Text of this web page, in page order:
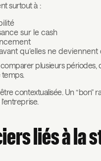
surtout à :
sur le cash
qu’elles ne
plusieurs périodes,
temps.
contextualisée. Un
liés à la